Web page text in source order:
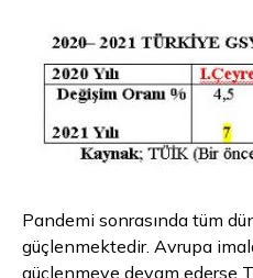
Pandemi sonrasında tüm
güçlenmektedir. Avrupa
güçlenmeye devam ederse